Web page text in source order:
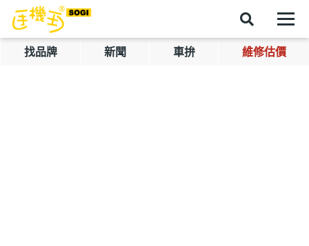
找品牌 新聞 車拚 維修估價